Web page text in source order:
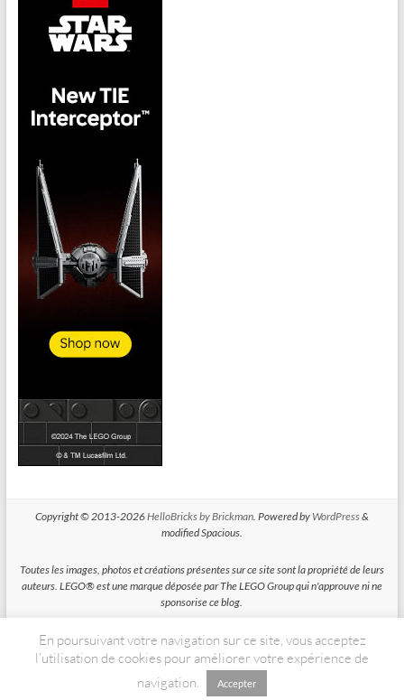
Copyright © 2013-2026HelloBricks by Brickman. Powered by WordPress&
modified Spacious.
Toutes les images, photos et créations présentes sur ce site sont la propriété de leurs
auteurs. LEGO® est une marque déposée par The LEGO Group qui n'approuve ni ne
sponsorise ce blog.
HelloBricks participe au Programme Partenaires d'Amazon EU, un programme
d'affiliation conçu pour permettre à des sites de percevoir une rémunération grace à
la création de liens vers Amazon.fr
En poursuivant votre navigation sur ce site, vous acceptez
l’utilisation de cookies pour améliorer votre expérience de
navigation.
Accepter